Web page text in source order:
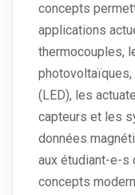
concepts
applications
thermocouples,
(LED), les
capteurs et les
données
aux étudiant-e-s
concepts